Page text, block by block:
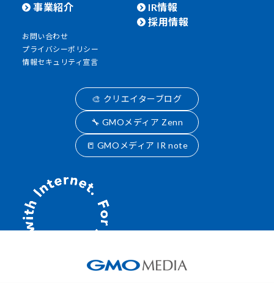
事業紹介
IR情報
採用情報
お問い合わせ
プライバシーポリシー
情報セキュリティ宣言
🎨 クリエイターブログ
🔧 GMOメディア Zenn
📒 GMOメディア IR note